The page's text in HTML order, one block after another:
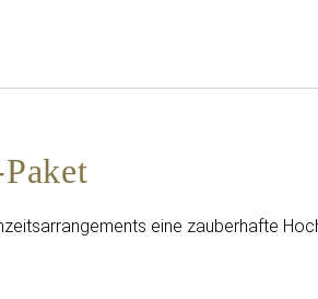
eine zauberhafte